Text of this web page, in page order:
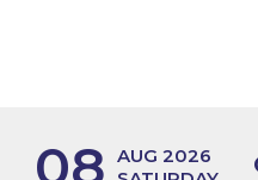
08 AUG 2026